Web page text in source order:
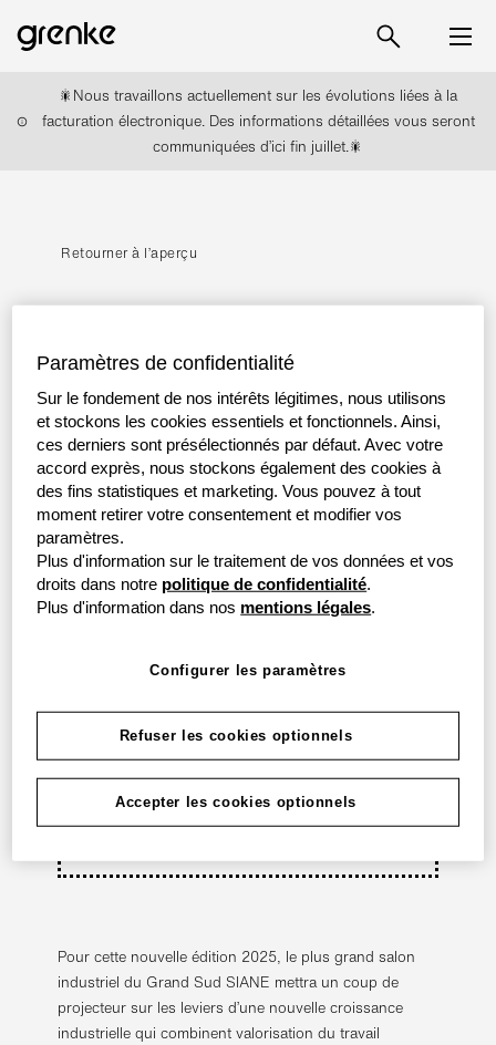
🎇Nous travaillons actuellement sur les évolutions liées à la
facturation électronique. Des informations détaillées vous seront
communiquées d’ici fin juillet.🎇
Retourner à l’aperçu
grenke x Siane
Rendez-vous du 14 au 16 octobre prochain au
salon Siane, le plus grand salon industriel du
Grand Sud.
14.-16.octobre
2025
Avenue Concorde
31840 Aussonne
Indiquer l’itinéraire
Pour cette nouvelle édition 2025, le plus grand salon
industriel du Grand Sud SIANE mettra un coup de
projecteur sur les leviers d’une nouvelle croissance
industrielle qui combinent valorisation du travail
Paramètres de confidentialité
Sur le fondement de nos intérêts légitimes, nous utilisons
et stockons les cookies essentiels et fonctionnels. Ainsi,
ces derniers sont présélectionnés par défaut. Avec votre
accord exprès, nous stockons également des cookies à
des fins statistiques et marketing. Vous pouvez à tout
moment retirer votre consentement et modifier vos
paramètres.
Plus d'information sur le traitement de vos données et vos
droits dans notre politique de confidentialité.
Plus d'information dans nos mentions légales.
Configurer les paramètres
Refuser les cookies optionnels
Accepter les cookies optionnels